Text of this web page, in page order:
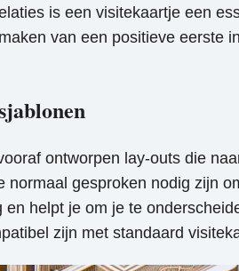
is een visitekaartje een
van een positieve eerste
ontworpen lay-outs die
gesproken nodig zijn
helpt je om je te
zijn met standaard